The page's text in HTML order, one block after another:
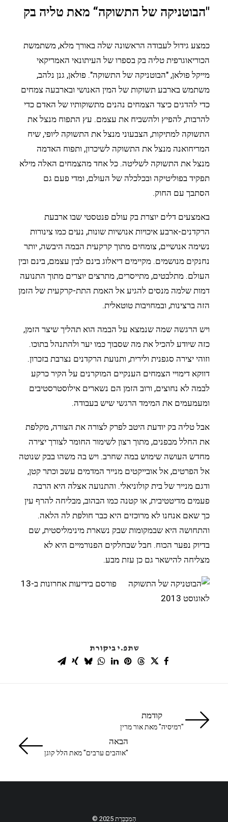
"הבוטניקה של התשוקה“ מאת טליה בק
כמצע גידול לעבודה הראשונה שלה באורך מלא, משתמשת
הכוריאוגרפית טליה בק בספרו של העיתונאי האמריקאי
מייקל פולאן, "הבוטניקה של התשוקה". פולאן, גנן נלהב,
משתמש בארבע תשוקות של המין האנושי ובארבעה צמחים
כדי להדגים כיצד הצמחים נהנים מתשוקותיו של האדם כדי
להרבות, להפיץ ולהשביח את עצמם. עץ התפוח מנצל את
התשוקה למתיקות, הצבעוני מנצל את התשוקה ליופי, שיח
המריחואנה מנצל את התשוקה לשיכרון, ותפוח האדמה
מנצל את התשוקה לשליטה. כל אחד מהצמחים האלה מילא
תפקיד בפוליטיקה ובכלכלה של העולם, ומדי פעם גם
הסתבך עם החוק.
באמצעים דלים יוצרת בק עולם פנטסטי שבו ארבעת
הרקדנים-ארבע איכויות אנושיות שונות, נעים כמו צינורות
נשימה אנושיים, צומחים מתוך קרקעית הבמה היבשה, יותר
נחנקים מנושמים. מקיימים דיאלוג בינם לבין עצמם, בינם ובין
העולם. מתלבטים, מתייסרים, מתרצים יוצרים מתוך התנועה
דמות שלמה מנסים להגיע אל האמת התת-קרקעית של הזמן
הזה ברצינות, ובמחויבות טוטאלית.
ויש הרגשה שמה שנמצא על הבמה הוא תהליך שיצר הזמן,
כזה שיודע להכיל את מה שסבוך כמו יער ולהתנהל בתוכו.
וזוהי יצירה סגפנית ולירית, ותנועת הרקדנים נצרבת בזכרון.
דווקא דימויי הצמחים הענקיים המוקרנים על הקיר כרקע
לבמה לא נחוצים, ורוב הזמן הם נשארים אילוסטרסטיבים
ומעמעמים את המימד הרגשי שיש בעבודה.
אבל טליה בק יודעת היטב לפרק לצורה את הצורה, מקלפת
את החלל מבפנים, מתוך רצון לשימור החומר לצורך יצירה
מחדש העושה שימוש במה שחרב. ויש בה משהו בבק שנוטה
אל הפרטים, אל אובייקטים מנייר המדמים עשב וכתר קטן,
ודגם מנייר של בית קולוניאלי. והתנועה אצלה היא הרבה
פעמים מדיטטיבית, או קטנה כמו הבהוב, מבליחה להרף עין
כך שאם אנחנו לא מרוכזים היא כבר חולפת לה הלאה.
והתחושה היא שבמקומות שבק נשארת מינימליסטית, שם
בדיוק נפער הכוח. חבל שבחלקים הפנורמיים היא לא
מצליחה להישאר גם כן עזת מבע.
פורסם בידיעות אחרונות ב-13
לאוגוסט 2013
שתפ.י ביקורת
קודמת
"רמיסיה" מאת אור מרין
הבאה
"אוהבים ערבים" מאת הלל קוגן
הַמְבַכֶּרֶת 2025 ©